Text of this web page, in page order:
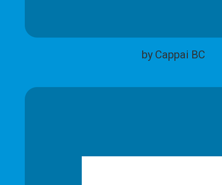
by Cappai BC